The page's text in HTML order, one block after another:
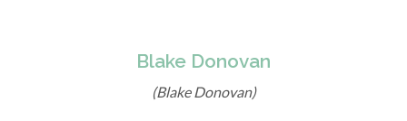
Blake Donovan
(Blake Donovan)